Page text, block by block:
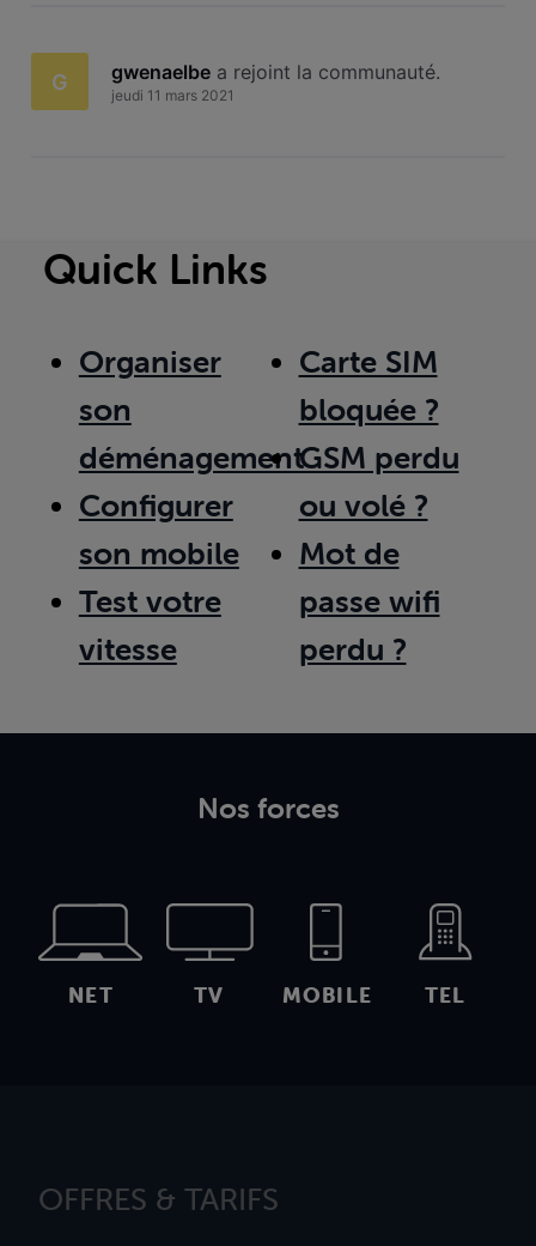
G gwenaelbe a rejoint la communauté.
jeudi 11 mars 2021
Quick Links
Organiser
son
déménagement
Configurer
son mobile
Test votre
vitesse
Carte SIM
bloquée ?
GSM perdu
ou volé ?
Mot de
passe wifi
perdu ?
Nos forces
NET TV MOBILE TEL
OFFRES & TARIFS